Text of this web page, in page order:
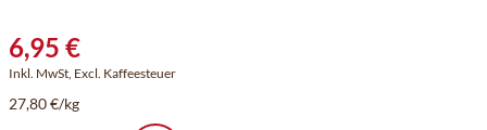
6,95 €
Inkl. MwSt, Excl. Kaffeesteuer
27,80 €/kg